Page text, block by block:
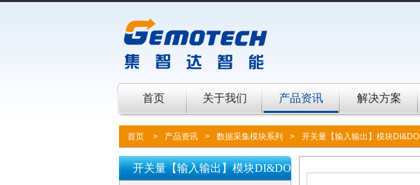
首页 关于我们 产品资讯 解决方案
首页 > 产品资讯 > 数据采集模块系列 > 开关量【输入输出】模块DI&DO
开关量【输入输出】模块DI&DO